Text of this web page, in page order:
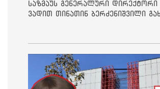
საზმაუს გენერალური
ვადით თინათინ ბერძენიშვილი